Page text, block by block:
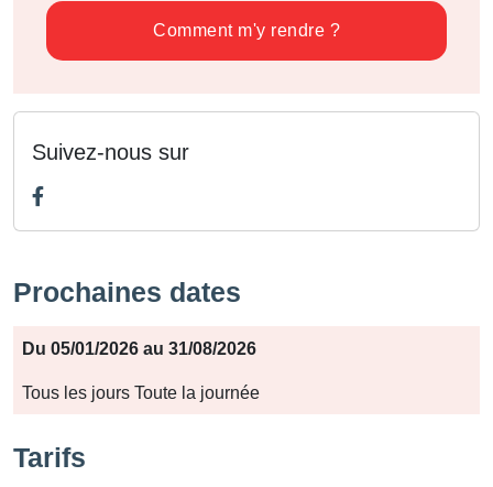
Comment m'y rendre ?
Suivez-nous sur
Prochaines dates
Période
Jours
Du 05/01/2026 au 31/08/2026
Tous les jours Toute la journée
Tarifs